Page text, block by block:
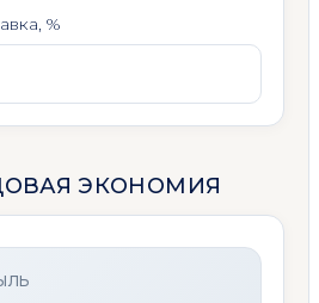
%
ЭКОНОМИЯ